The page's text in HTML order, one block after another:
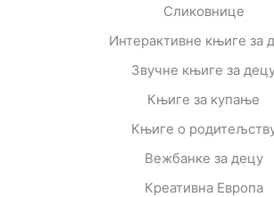
Сликовнице
Интерактивне књиге за
Звучне књиге за
Књиге за купање
Књиге о
Вежбанке за децу
Креативна Европа